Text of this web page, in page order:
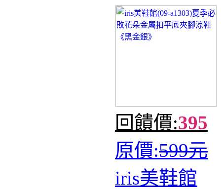
回饋價:395
原價:599元
iris美鞋館